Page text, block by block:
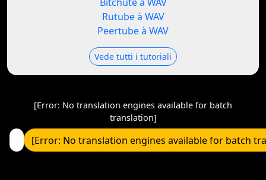
Rutube à WAV
Peertube à WAV
Vede tutti i tutoriali
[Error: No translation engines available for batch
translation]
[Error: No translation engines available for batch